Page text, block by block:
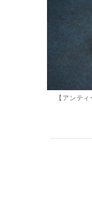
【アンテ